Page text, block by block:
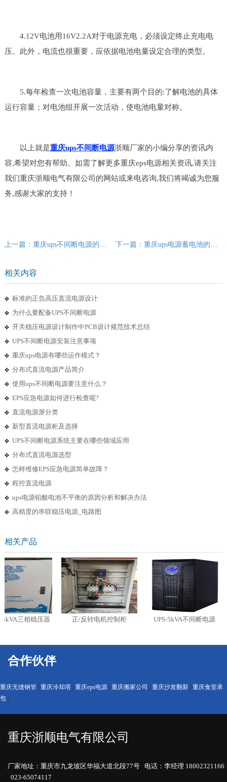
4.12V电池用16V2.2A对于电源充电，必须设定终止充电电
压。此外，电流也很重要，应依据电池电量设定合理的类型。
5.每年检查一次电池容量，主要有两个目的:了解电池的具体
运行容量；对电池组开展一次活动，使电池电量对称。
以上就是重庆ups不间断电源浙顺厂家的小编分享的资讯内
容,希望对您有帮助。如需了解更多重庆eps电源相关资讯,请关注
我们重庆浙顺电气有限公司的网站或来电咨询,我们将竭诚为您服
务,感谢大家的支持！
相关内容
标准的正负高压直流电源设计
为什么要配备UPS不间断电源
开关稳压电源设计制作中PCB设计规范技术总结
UPS不间断电源安装注意事项
重庆ups电源有哪些运作模式？
分布式直流电源产品简介
使用ups不间断电源要注意什么？
EPS应急电源如何进行检查呢?
直流电源屏分类
新型直流电源柜及选择
UPS不间断电源系统主要在哪些领域应用
分布式直流电源选型
怎样维修EPS应急电源简单故障？
程控直流电源
ups电源铅酸电池不平衡的原因分析和解决办法
高精度的串联稳压电源_电路图
相关产品
三相稳压器 正/反转电机控制柜 UPS-5kVA不间断电源
合作伙伴
重庆无缝钢管 重庆冷却塔 重庆eps电源 重庆搬家公司 重庆沙发翻新 重庆食堂承
包
重庆浙顺电气有限公司
厂家地址：重庆市九龙坡区华福大道北段77号 电话：李经理 18002321166
023-65074117